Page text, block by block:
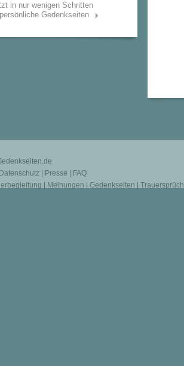
in nur wenigen Schritten
Gedenkseiten
Datenschutz Presse
FAQ
Meinungen Gedenkseiten